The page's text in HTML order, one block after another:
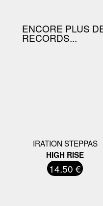
ENCORE PLUS
RECORDS...
IRATION STEPPAS
HIGH RISE
14.50 €